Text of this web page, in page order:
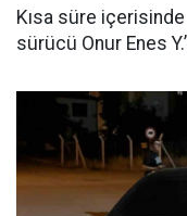
Kısa süre
sürücü Onur Enes